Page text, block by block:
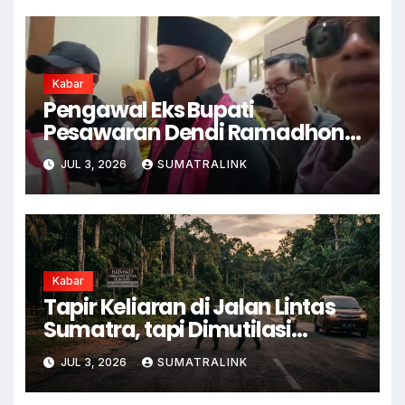
Kabar
Pengawal Eks Bupati
Pesawaran Dendi Ramadhona
Pukul Kamera Wartawan
JUL 3, 2026 SUMATRALINK
Kabar
Tapir Keliaran di Jalan Lintas
Sumatra, tapi Dimutilasi
Warga
JUL 3, 2026 SUMATRALINK